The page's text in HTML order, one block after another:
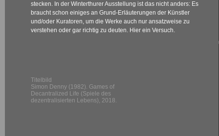
stecken. In der Winterthurer Ausstellung ist das nicht anders: Es
braucht schon einiges an Grund-Erläuterungen der Künstler
und/oder Kuratoren, um die Werke auch nur ansatzweise zu
verstehen oder gar richtig zu deuten. Hier ein Versuch.
Titelbild
Simon Denny (1982). Games of
Decantralized Life (Spiele des
dezentralisierten Lebens), 2018.